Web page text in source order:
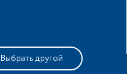
+7 (495) 255-19-29